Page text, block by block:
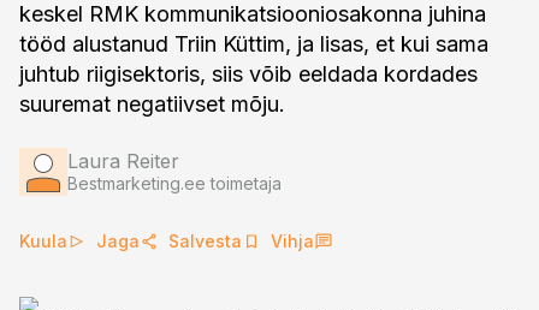
keskel RMK kommunikatsiooniosakonna juhina
tööd alustanud Triin Küttim, ja lisas, et kui sama
juhtub riigisektoris, siis võib eeldada kordades
suuremat negatiivset mõju.
Laura Reiter
Bestmarketing.ee toimetaja
Kuula Jaga Salvesta Vihja